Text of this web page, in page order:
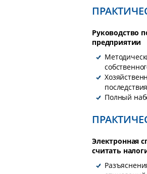
Руководство
предприятии
Полный
Электронная
считать